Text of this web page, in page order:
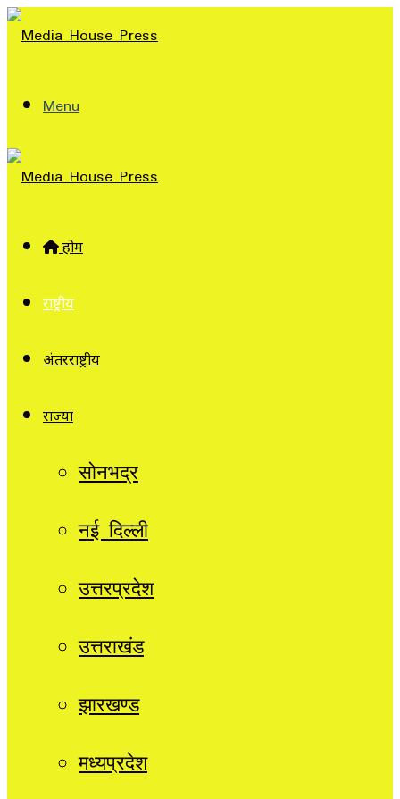
Menu
होम
राष्ट्रीय
अंतरराष्ट्रीय
राज्यों
सोनभद्र
नई दिल्ली
उत्तरप्रदेश
उत्तराखंड
झारखण्ड
मध्यप्रदेश